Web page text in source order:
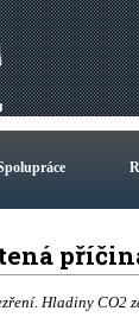
Hladiny CO2